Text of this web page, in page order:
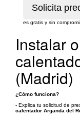
es gratis y sin
Instalar
(Madrid)
¿Cómo funciona?
- Explica tu solicitud de
calentador Arganda del